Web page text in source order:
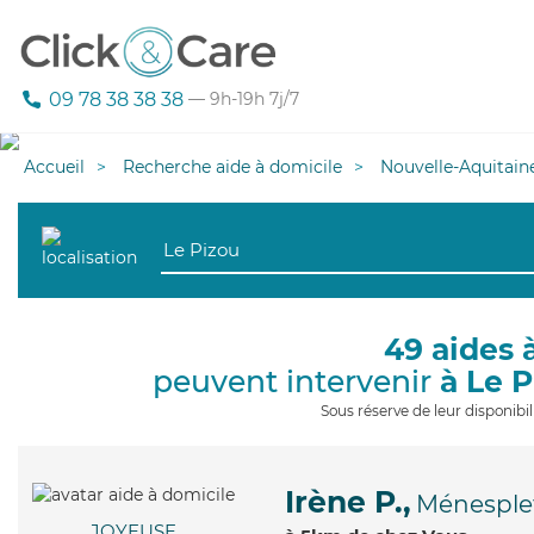
09 78 38 38 38 — 9h-19h 7j/7
Accueil Recherche aide à domicile Nouvelle-
49 aides
peuvent intervenir à Le
Sous réserve de leur
Irène P.,